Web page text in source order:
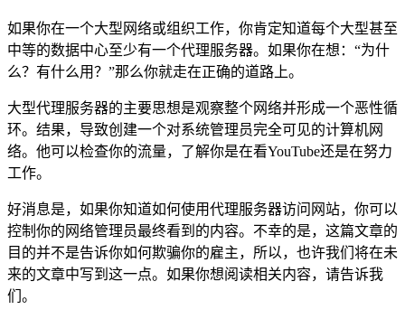
如果你在一个大型网络或组织工作，你肯定知道每个大型甚至
中等的数据中心至少有一个代理服务器。如果你在想：“为什
么？有什么用？”那么你就走在正确的道路上。
大型代理服务器的主要思想是观察整个网络并形成一个恶性循
环。结果，导致创建一个对系统管理员完全可见的计算机网
络。他可以检查你的流量，了解你是在看YouTube还是在努力
工作。
好消息是，如果你知道如何使用代理服务器访问网站，你可以
控制你的网络管理员最终看到的内容。不幸的是，这篇文章的
目的并不是告诉你如何欺骗你的雇主，所以，也许我们将在未
来的文章中写到这一点。如果你想阅读相关内容，请告诉我
们。